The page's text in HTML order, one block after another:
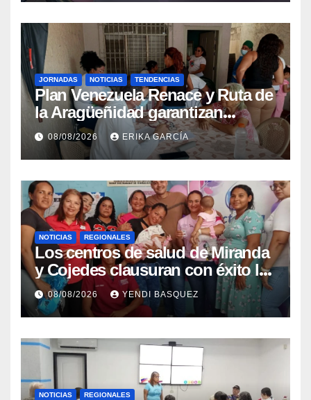
JORNADAS NOTICIAS TENDENCIAS
Plan Venezuela Renace y Ruta de
la Aragüeñidad garantizan
atención médica integral en
Aragua
08/08/2026 ERIKA GARCÍA
NOTICIAS REGIONALES
Los centros de salud de Miranda
y Cojedes clausuran con éxito la
Semana Mundial de la Lactancia
Materna
08/08/2026 YENDI BASQUEZ
NOTICIAS REGIONALES